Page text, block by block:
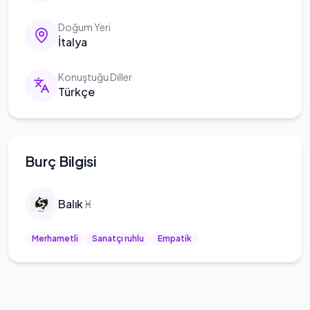
Doğum Yeri
İtalya
Konuştuğu Diller
Türkçe
Burç Bilgisi
Balık♓
Merhametli Sanatçı ruhlu Empatik